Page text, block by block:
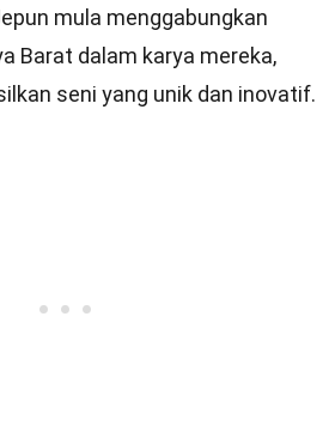
mula menggabungkan
Barat dalam karya mereka,
seni yang unik dan inovatif.